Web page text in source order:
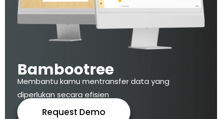
Bambootree
Membantu kamu mentransfer data yang
diperlukan secara efisien
Request Demo